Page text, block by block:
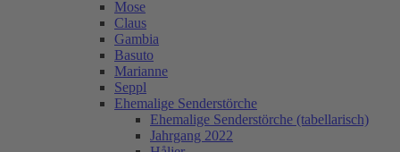
Mose
Claus
Gambia
Basuto
Marianne
Seppl
Ehemalige Senderstörche
Ehemalige Senderstörche (tabellarisch)
Jahrgang 2022